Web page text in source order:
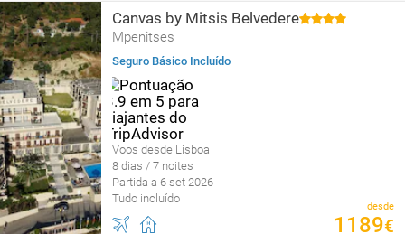
Canvas by Mitsis Belvedere
Mpenitses
Seguro Básico Incluído
Voos desde Lisboa
8 dias / 7 noites
Partida a 6 set 2026
Tudo incluído
desde
1189€